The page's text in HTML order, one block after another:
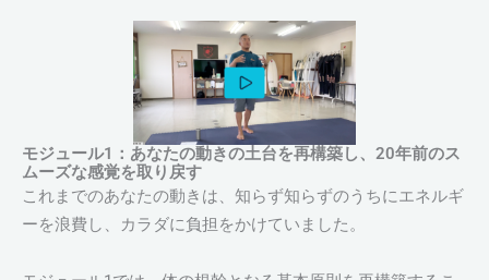
モジュール1：あなたの動きの土台を再構築し、20年前のス
ムーズな感覚を取り戻す
これまでのあなたの動きは、知らず知らずのうちにエネルギ
ーを浪費し、カラダに負担をかけていました。